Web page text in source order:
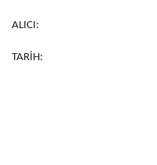
ALICI:
TARİH: